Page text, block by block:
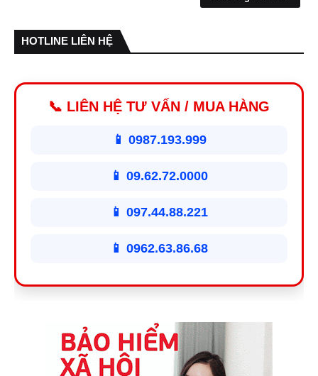
HOTLINE LIÊN HỆ
📞 LIÊN HỆ TƯ VẤN / MUA HÀNG
📱 0987.193.999
📱 09.62.72.0000
📱 097.44.88.221
📱 0962.63.86.68